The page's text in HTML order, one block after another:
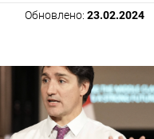
Обновлено: 23.02.2024